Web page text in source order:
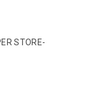
STORE-